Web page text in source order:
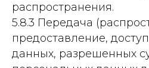
распространения.
5.8.3 Передача
предоставление,
данных, разрешенных